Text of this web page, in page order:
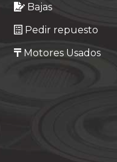
Bajas
Pedir repuesto
Motores Usados